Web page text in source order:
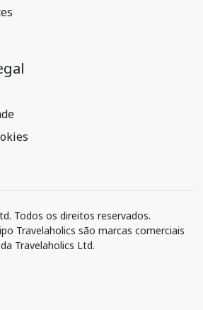
Todos os direitos reservados.
Travelaholics são marcas comerciais
Travelaholics Ltd.